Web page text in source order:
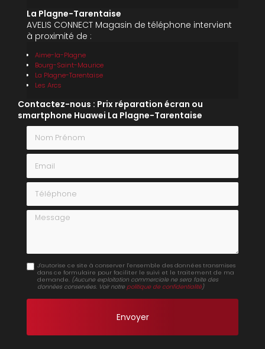
La Plagne-Tarentaise
AVELIS CONNECT Magasin de téléphone intervient
à proximité de :
Aime-la-Plagne
Bourg-Saint-Maurice
La Plagne-Tarentaise
Les Arcs
Contactez-nous : Prix réparation écran ou
smartphone Huawei La Plagne-Tarentaise
Nom Prénom
Email
Téléphone
Message
J'autorise ce site à conserver l'ensemble des données transmises
dans ce formulaire pour faciliter le suivi et le traitement de ma
demande. (Aucune exploitation commerciale ne sera faite des
données conservées. Voir notre politique de confidentialité)